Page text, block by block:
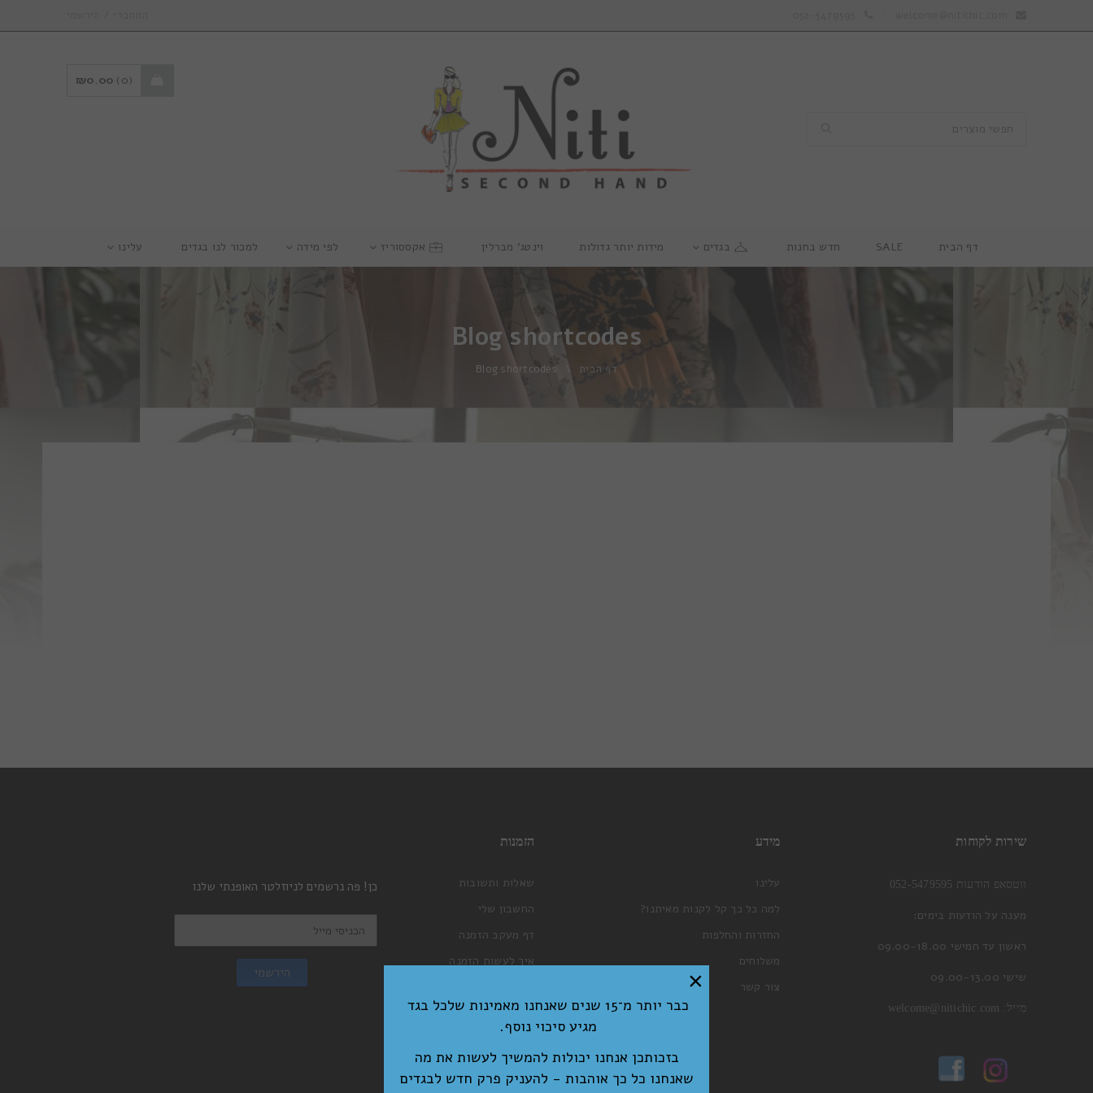
₪0.00 0
דף הבית SALE חדש בחנות בגדים מידות יותר גדולות וינטג’ מברלין אקססוריז לפי מידה למכור לנו בגדים עלינו
Blog shortcodes
דף הבית \
Blog shortcodes
הירשמי
כן! פה נרשמים לניוזלטר האופנתי שלנו
הזמנות
שאלות ותשובות
החשבון שלי
דף מעקב הזמנה
איך לעשות הזמנה
תקנון האתר ומדיניות פרטיות
מידע
עלינו
למה כל כך קל לקנות מאיתנו?
החזרות והחלפות
משלוחים
צור קשר
שירות לקוחות
ווטסאפ הודעות 052-5479595
מענה על הודעות בימים:
ראשון עד חמישי 09.00-18.00
שישי 09.00-13.00
מייל: welcome@nitichic.com
כבר יותר מ־15 שנים שאנחנו מאמינות שלכל בגד
מגיע סיכוי נוסף.
בזכותכן אנחנו יכולות להמשיך לעשות את מה
שאנחנו כל כך אוהבות - להעניק פרק חדש לבגדים
×